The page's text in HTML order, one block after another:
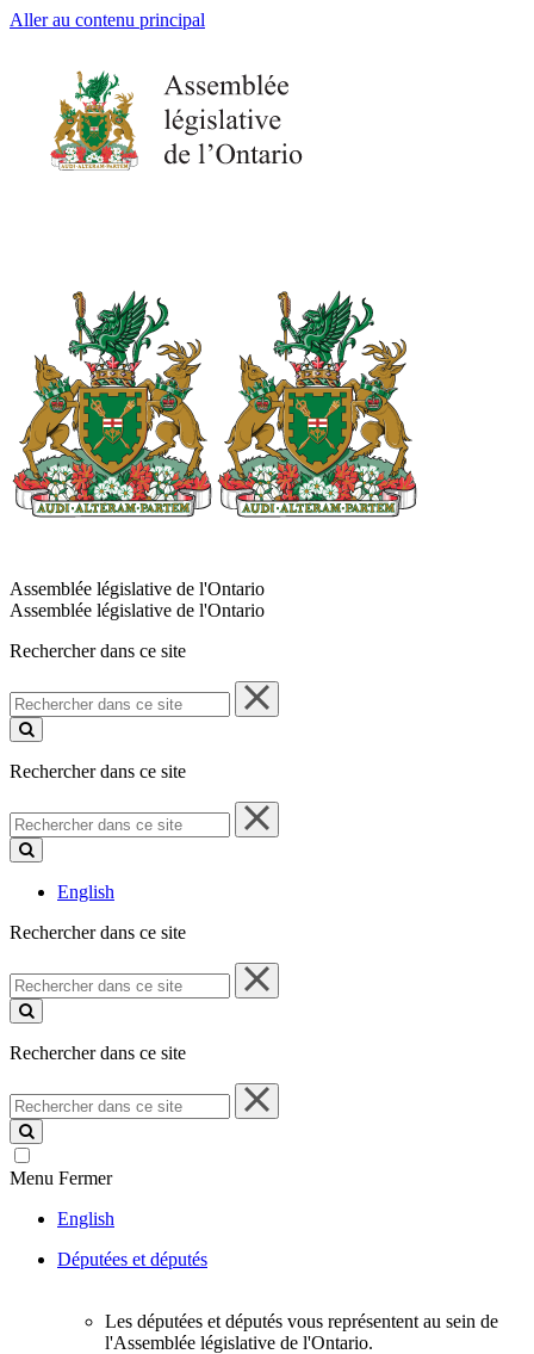
Aller au contenu principal
Assemblée législative de l'Ontario
Assemblée législative de l'Ontario
Rechercher dans ce site
Rechercher
dans
ce
Rechercher dans ce site
Rechercher
dans
ce
English
Rechercher dans ce site
Rechercher
dans
ce
Rechercher dans ce site
Rechercher
dans
ce
site
Menu Fermer
English
Députées et députés
Les députées et députés vous représentent au sein de
l'Assemblée législative de l'Ontario.